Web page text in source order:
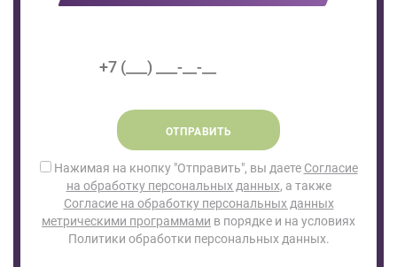
ОТПРАВИТЬ
Нажимая на кнопку "Отправить", вы даете Согласие
на обработку персональных данных, а также
Согласие на обработку персональных данных
метрическими программами в порядке и на условиях
Политики обработки персональных данных.